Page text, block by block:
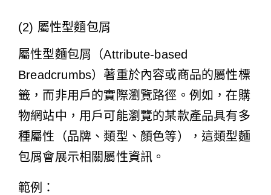
(2) 屬性型麵包屑
屬性型麵包屑（Attribute-based
Breadcrumbs）著重於內容或商品的屬性標
籤，而非用戶的實際瀏覽路徑。例如，在購
物網站中，用戶可能瀏覽的某款產品具有多
種屬性（品牌、類型、顏色等），這類型麵
包屑會展示相關屬性資訊。
範例：